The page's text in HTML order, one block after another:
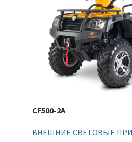
CF500-2A
ВНЕШНИЕ СВЕТОВЫЕ